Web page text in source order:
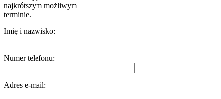
najkrótszym możliwym
terminie.
Imię i nazwisko:
Numer telefonu:
Adres e-mail: